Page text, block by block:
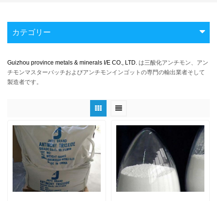
カテゴリー
Guizhou province metals & minerals I/E CO., LTD. は三酸化アンチモン、アン
チモンマスターバッチおよびアンチモンインゴットの専門の輸出業者そして
製造者です。